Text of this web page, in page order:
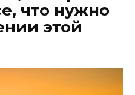
что нужно
этой